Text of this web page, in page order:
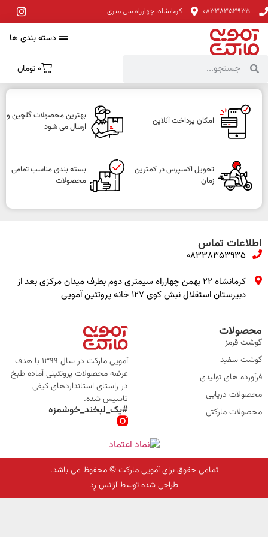
08338353935 کرمانشاه، چهارراه سی متری
دسته بندی ها
0 تومان
امکان پرداخت آنلاین
بهترین محصولات گلچین و
ارسال می شود
تحویل اکسپرس در کمترین
زمان
بسته بندی مناسب تمامی
محصولات
اطلاعات تماس
08338353935
کرمانشاه ۲۲ بهمن چهارراه سیمتری دوم بطرف میدان مرکزی بعد از
دبیرستان استقلال نبش کوی ۱۲۷ خانه پروتئین آمویی
محصولات
گوشت قرمز
گوشت سفید
فرآورده های تولیدی
محصولات دریایی
محصولات مارکتی
آمویی مارکت در سال 1399 با هدف
عرضه محصولات پروتئینی آماده طبخ
در راستای استانداردهای کیفی
تاسیس شده.
#یک_لبخند_خوشمزه
تمامی حقوق برای آمویی مارکت © محفوظ می باشد.
طراحی شده توسط آژانس رِد